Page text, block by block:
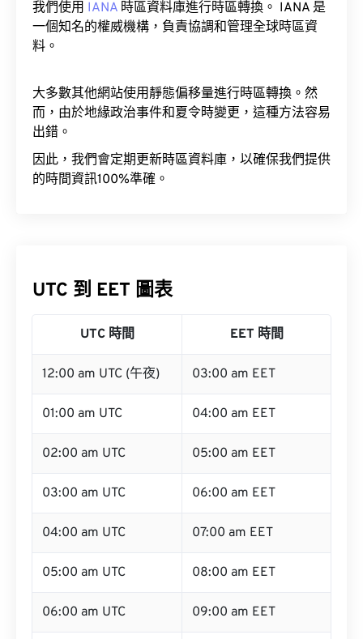
我們使用 IANA 時區資料庫進行時區轉換。 IANA 是
一個知名的權威機構，負責協調和管理全球時區資
料。
大多數其他網站使用靜態偏移量進行時區轉換。然
而，由於地緣政治事件和夏令時變更，這種方法容易
出錯。
因此，我們會定期更新時區資料庫，以確保我們提供
的時間資訊100%準確。
UTC 到 EET 圖表
UTC 時間 EET 時間
12:00 am UTC (午夜) 03:00 am EET
01:00 am UTC 04:00 am EET
02:00 am UTC 05:00 am EET
03:00 am UTC 06:00 am EET
04:00 am UTC 07:00 am EET
05:00 am UTC 08:00 am EET
06:00 am UTC 09:00 am EET